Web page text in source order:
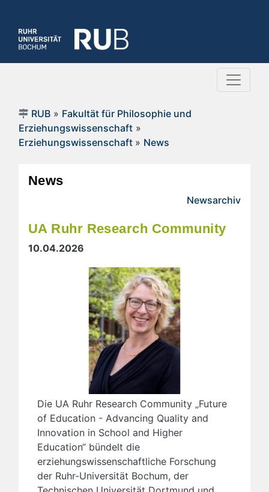
RUB » Fakultät für Philosophie und
Erziehungswissenschaft »
Erziehungswissenschaft » News
News
Newsarchiv
UA Ruhr Research Community
10.04.2026
Die UA Ruhr Research Community „Future
of Education - Advancing Quality and
Innovation in School and Higher
Education“ bündelt die
erziehungswissenschaftliche Forschung
der Ruhr-Universität Bochum, der